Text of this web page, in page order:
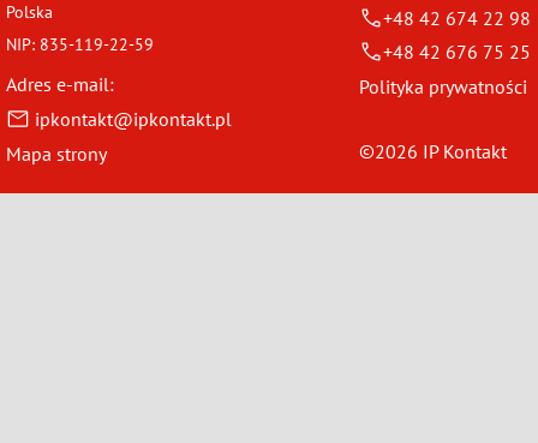
Polska
NIP: 835-119-22-59
+48 42 674 22 98
+48 42 676 75 25
Adres e-mail:
ipkontakt@ipkontakt.pl
Polityka prywatności
Mapa strony ©2026 IP Kontakt